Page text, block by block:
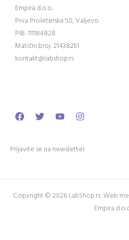
Empira d.o.o.
Prva Proleterska 50, Valjevo
PIB: 111184828
Matični broj: 21438251
kontakt@labshop.rs
Facebook
TwitterYoutubeInstagram
Prijavite se na newsletter
Copyright © 2026 LabShop.rs Web
Empira